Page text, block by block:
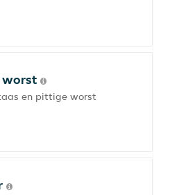
worst
en pittige worst